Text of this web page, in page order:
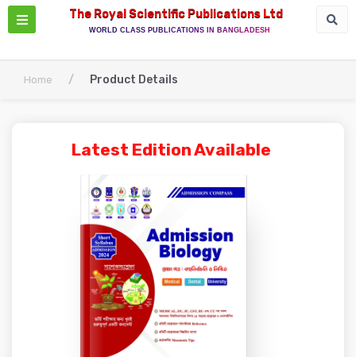
The Royal Scientific Publications Ltd
WORLD CLASS PUBLICATIONS IN BANGLADESH
Home / Product Details
Latest Edition Available